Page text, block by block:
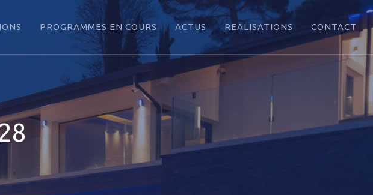
PROGRAMMES EN COURS ACTUS REALISATIONS CONTACT